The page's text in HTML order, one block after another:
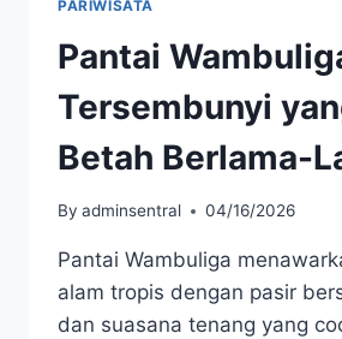
PARIWISATA
Pantai
Tersembunyi
Betah Berlama-
By adminsentral 04/16/2026
Pantai Wambuliga
alam tropis dengan pasir
dan suasana tenang yang